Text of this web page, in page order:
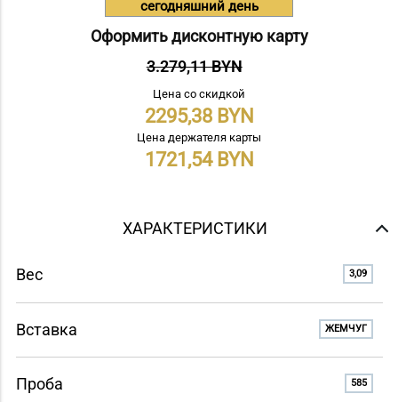
сегодняшний день
Оформить дисконтную карту
3.279,11 BYN
Цена со скидкой
2295,38
Цена держателя карты
1721,54
ХАРАКТЕРИСТИКИ
Вес 3,09
Вставка ЖЕМЧУГ
Проба 585